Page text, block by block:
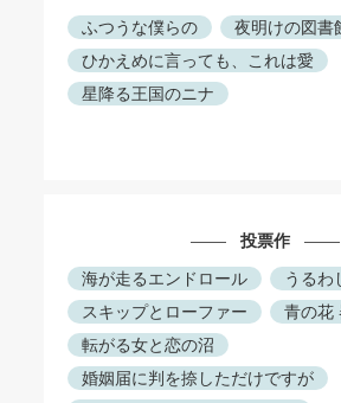
ふつうな僕らの
夜明けの図書
ひかえめに言っても、これは愛
星降る王国のニナ
投票作
海が走るエンドロール
うるわ
スキップとローファー
青の花
転がる女と恋の沼
婚姻届に判を捺しただけですが